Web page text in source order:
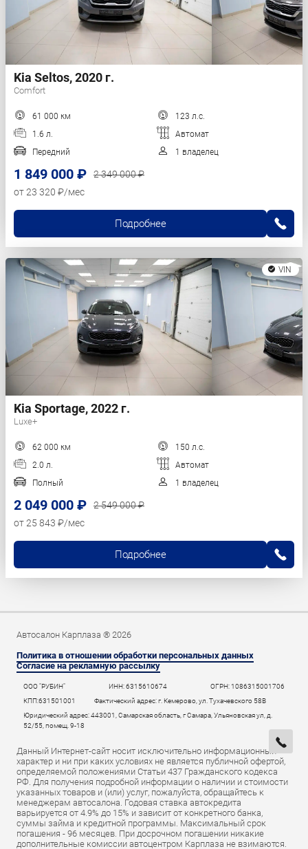
Kia Seltos, 2020 г.
Comfort
61 000 км
123 л.с.
1.6 л.
Автомат
Передний
1 владелец
1 849 000 ₽
2 349 000 ₽
от 23 320 ₽/мес
Подробнее
VIN
Kia Sportage, 2022 г.
Luxe+
62 000 км
150 л.с.
2.0 л.
Автомат
Полный
1 владелец
2 049 000 ₽
2 549 000 ₽
от 25 843 ₽/мес
Подробнее
Автосалон Карплаза ® 2026
Политика в отношении обработки персональных данных
Согласие на рекламную рассылку
ООО "РУБИН" ИНН: 6315610674
ОГРН: 1086315001706
КПП:631501001
Фактический адрес: г. Кемерово, ул. Тухачевского 58В
Юридический адрес: 443001, Самарская область, г Самара, Ульяновская ул, д.
52/55, помещ. 9-18
Данный Интернет-сайт носит исключительно информационный
характер и ни при каких условиях не является публичной офертой,
определяемой положениями Статьи 437 Гражданского кодекса
РФ. Для получения подробной информации о наличии и стоимости
указанных товаров и (или) услуг, пожалуйста, обращайтесь к
менеджерам автосалона. Годовая ставка автокредита
варьируется от 4.9% до 15% и зависит от конкретного банка,
суммы займа и кредитной программы. Максимальный срок
погашения - 96 месяцев. При досрочном погашении никакие
дополнительные комиссии автоцентром Карплаза не взимаются.